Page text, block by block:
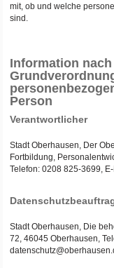
mit, ob und welche
sind.
Information
Person
Verantwortlicher
Stadt Oberhausen, Der
Fortbildung,
Telefon: 0208 825-3699,
Stadt Oberhausen, Die
72, 46045 Oberhausen,